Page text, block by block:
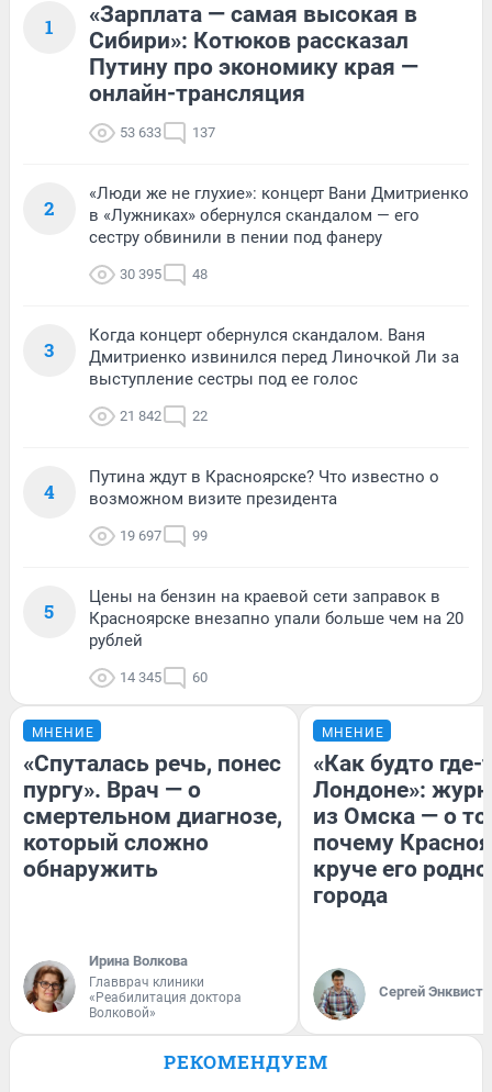
1
«Зарплата — самая высокая в
Сибири»: Котюков рассказал
Путину про экономику края —
онлайн-трансляция
53 633 137
2
«Люди же не глухие»: концерт Вани Дмитриенко
в «Лужниках» обернулся скандалом — его
сестру обвинили в пении под фанеру
30 395 48
3
Когда концерт обернулся скандалом. Ваня
Дмитриенко извинился перед Линочкой Ли за
выступление сестры под ее голос
21 842 22
4
Путина ждут в Красноярске? Что известно о
возможном визите президента
19 697 99
5
Цены на бензин на краевой сети заправок в
Красноярске внезапно упали больше чем на 20
рублей
14 345 60
МНЕНИЕ
«Спуталась речь, понес
пургу». Врач — о
смертельном диагнозе,
который сложно
обнаружить
Ирина Волкова
Главврач клиники
«Реабилитация доктора
Волковой»
МНЕНИЕ
«Как будто где-
Лондоне»:
из Омска — о
почему
круче его
города
Сергей Энквист
РЕКОМЕНДУЕМ